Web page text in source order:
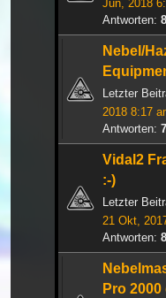
Jun, 2018
Antworten: 8
Nebel/
Letzter
2018 8:17
Antworten: 7
Vidal2
:-)
Letzter
21 Okt,
Antworten: 8
Pro